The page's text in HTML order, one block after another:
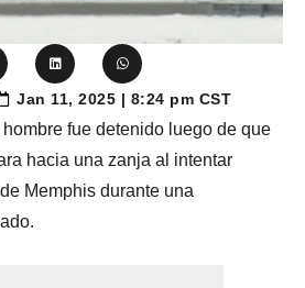
Jan 11, 2025 | 8:24 pm CST
fue detenido luego de que
hacia una zanja al intentar
Memphis durante una